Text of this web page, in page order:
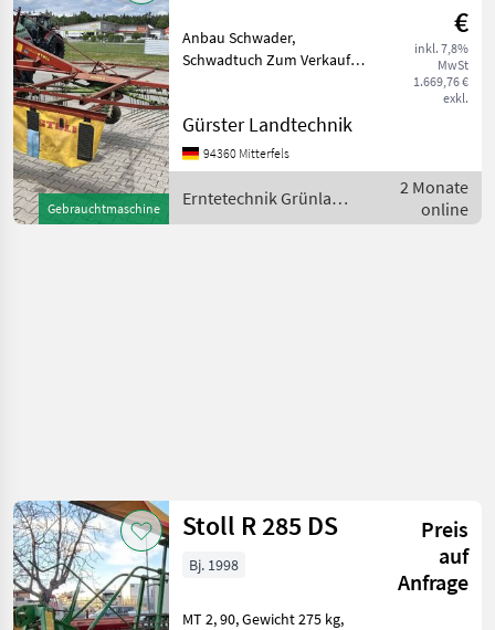
Gebrauchtmaschine
€
inkl. 7,8%
MwSt
1.669,76 €
exkl.
Anbau Schwader,
Schwadtuch Zum Verkauf
DVE. Zustand ist gepflegt
und voll funktionsfähig.
Baujahr ist auf dem
Typenschild
Gürster Landtechnik
94360 Mitterfels
Erntetechnik Grünland
/ Stoll
2 Monate
online
Stoll R 285 DS
Preis
auf
Anfrage
Bj. 1998
MT 2, 90, Gewicht 275 kg,